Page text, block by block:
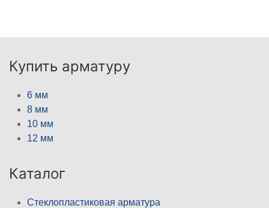
Купить арматуру
6 мм
8 мм
10 мм
12 мм
Каталог
Стеклопластиковая арматура